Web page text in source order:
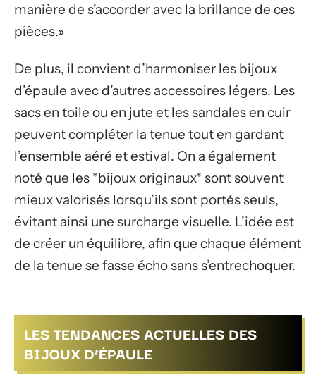
manière de s’accorder avec la brillance de ces
pièces.»
De plus, il convient d’harmoniser les bijoux
d’épaule avec d’autres accessoires légers. Les
sacs en toile ou en jute et les sandales en cuir
peuvent compléter la tenue tout en gardant
l’ensemble aéré et estival. On a également
noté que les *bijoux originaux* sont souvent
mieux valorisés lorsqu’ils sont portés seuls,
évitant ainsi une surcharge visuelle. L’idée est
de créer un équilibre, afin que chaque élément
de la tenue se fasse écho sans s’entrechoquer.
LES TENDANCES ACTUELLES DES
BIJOUX D’ÉPAULE